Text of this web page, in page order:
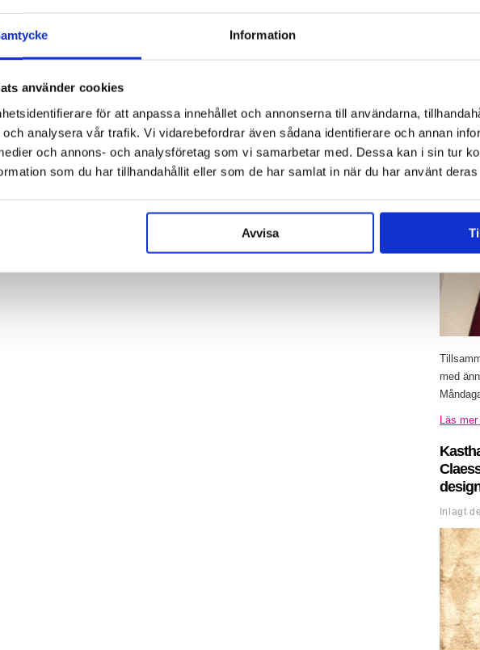
Information
använder cookies
för att anpassa innehållet och annonserna till användarna,
analysera vår trafik. Vi vidarebefordrar även sådana identifierare och annan
och annons- och analysföretag som vi samarbetar med. Dessa kan i sin tur
som du har tillhandahållit eller som de har samlat in när du har använt deras
Avvisa
Bruno
28 maj
Gert
av
Inlagt
med
Läs mer
Inlagt